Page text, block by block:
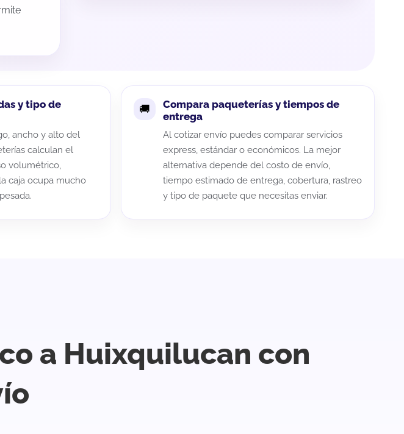
y tipo de
ancho y alto del
calculan el
volumétrico,
caja ocupa mucho
Compara paqueterías y tiempos de
entrega
Al cotizar envío puedes comparar servicios
express, estándar o económicos. La mejor
alternativa depende del costo de envío,
tiempo estimado de entrega, cobertura, rastreo
y tipo de paquete que necesitas enviar.
a Huixquilucan con